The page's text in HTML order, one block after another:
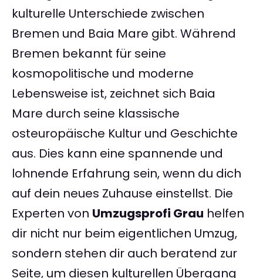
kulturelle Unterschiede zwischen
Bremen und Baia Mare gibt. Während
Bremen bekannt für seine
kosmopolitische und moderne
Lebensweise ist, zeichnet sich Baia
Mare durch seine klassische
osteuropäische Kultur und Geschichte
aus. Dies kann eine spannende und
lohnende Erfahrung sein, wenn du dich
auf dein neues Zuhause einstellst. Die
Experten von Umzugsprofi Grau helfen
dir nicht nur beim eigentlichen Umzug,
sondern stehen dir auch beratend zur
Seite, um diesen kulturellen Übergang